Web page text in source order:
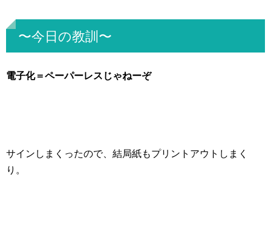
〜今日の教訓〜
電子化＝ペーパーレスじゃねーぞ
サインしまくったので、結局紙もプリントアウトしまく
り。